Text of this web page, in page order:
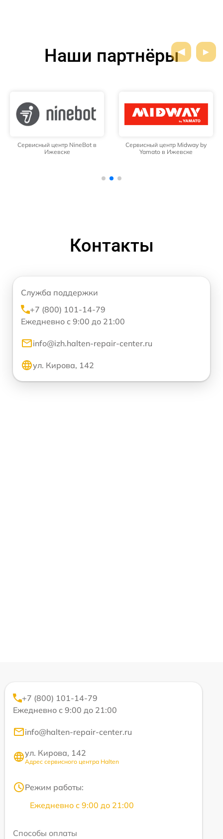
Наши партнёры
Сервисный центр NineBot в
Ижевске
Сервисный центр Midway by
Yamato в Ижевске
Контакты
Служба поддержки
+7 (800) 101-14-79
Ежедневно с 9:00 до 21:00
info@izh.halten-repair-center.ru
ул. Кирова, 142
+7 (800) 101-14-79
Ежедневно с 9:00 до 21:00
info@halten-repair-center.ru
ул. Кирова, 142
Адрес сервисного центра Halten
Режим работы:
Ежедневно с 9:00 до 21:00
Способы оплаты